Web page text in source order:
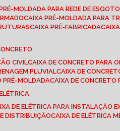
PRÉ-MOLDADA PARA REDE DE ESGOTO
CAIXA PRÉ-MOLDADA PARA
CAIXA PRÉ-FABRICADA
CIVIL CAIXA DE CONCRETO PARA
PLUVIAL CAIXA DE
PRÉ-MOLDADA CAIXA DE
DE ELÉTRICA PARA INSTALAÇÃO
DISTRIBUIÇÃO CAIXA DE ELÉTRICA